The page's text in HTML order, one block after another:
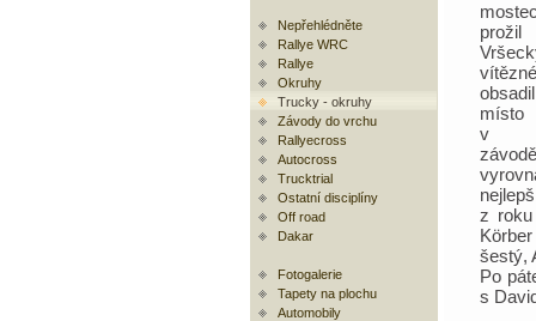
Nepřehlédněte
Rallye WRC
Rallye
Okruhy
Trucky - okruhy
Závody do vrchu
Rallyecross
Autocross
Trucktrial
Ostatní disciplíny
Off road
Dakar
Fotogalerie
Tapety na plochu
Automobily
místo
v
z roku
šestý,
Po
s